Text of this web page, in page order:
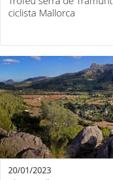
ciclista Mallorca
20/01/2023